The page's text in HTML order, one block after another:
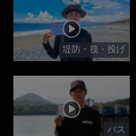
堤防・筏・投げ
バス